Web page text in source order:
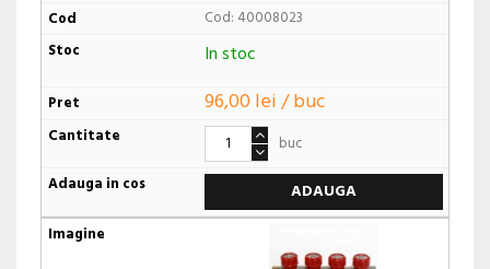
Cod: 40008023
In stoc
96,00 lei / buc
buc
ADAUGA